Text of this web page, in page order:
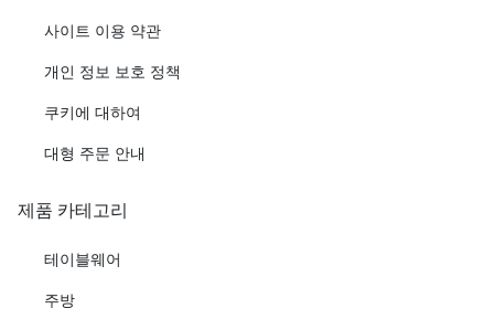
사이트 이용 약관
개인 정보 보호 정책
쿠키에 대하여
대형 주문 안내
제품 카테고리
테이블웨어
주방